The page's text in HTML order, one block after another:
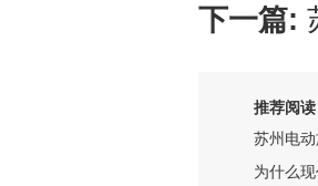
下一篇:
推荐阅读
苏州电
为什么